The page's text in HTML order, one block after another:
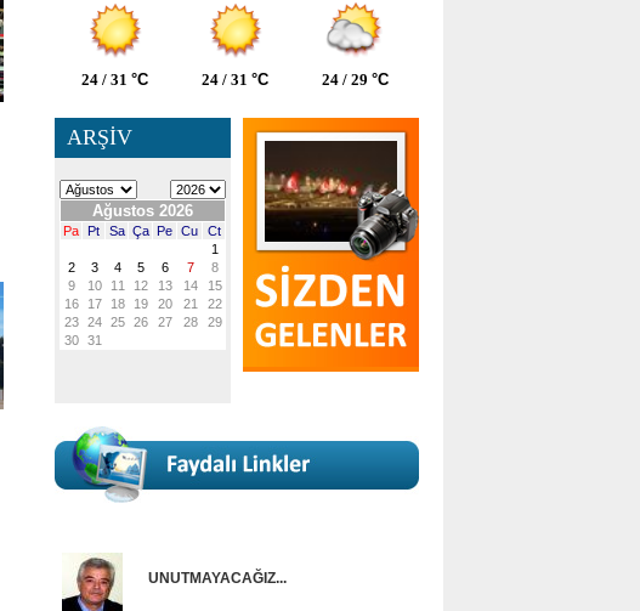
24 / 31 °C 24 / 31 °C 24 / 29 °C
ARŞİV
UNUTMAYACAĞIZ...